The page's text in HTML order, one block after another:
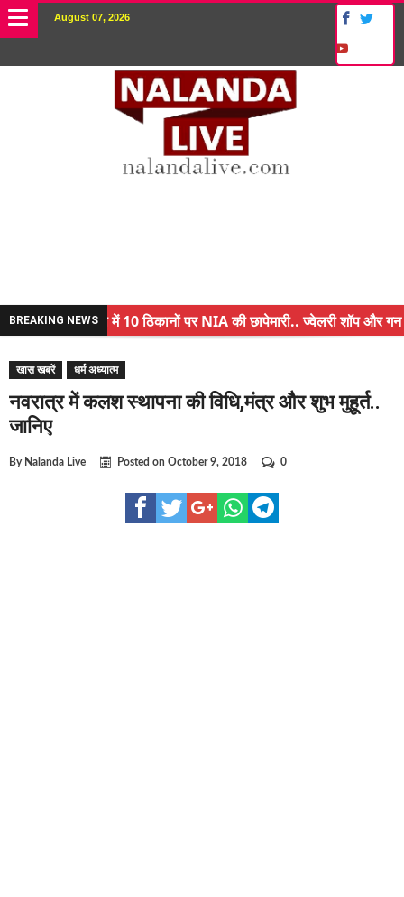
August 07, 2026
BREAKING NEWS
नालंदा में 10 ठिकानों पर NIA की छापेमारी.. ज्वेलरी शॉप और गन हाउस
अंचल पदाधिकारी (CO) बर्खास्त.. फर्जीवाड़ा कर पाई थी नौकरी..
घूसखोर अफसरों पर एक्शन.. दो-दो अफसर घूस लेते गिरफ्तार
क्रिकेटर ईशान किशन की शादी फिक्स, गर्लफ्रेंड से होगी शादी..
बिहारवासियों के लिए खुशखबरी.. बिहटा से भी बड़ा बनेगा एयरपोर्ट ..
खास खबरें धर्म अध्यात्म
नवरात्र में कलश स्थापना की विधि,मंत्र और शुभ मुहूर्त..
जानिए
By Nalanda Live Posted on October 9, 2018 0